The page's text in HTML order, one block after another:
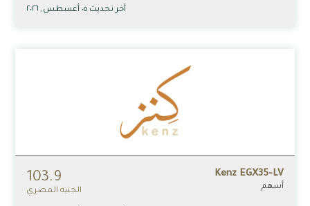
أخر تحديث ٠٥ أغسطس, ٢٠٢٦
Kenz EGX35-LV
أسهم
103.9
الجنيه المصري